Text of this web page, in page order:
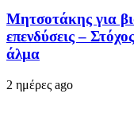
Μητσοτάκης για
επενδύσεις –
άλμα
2 ημέρες ago